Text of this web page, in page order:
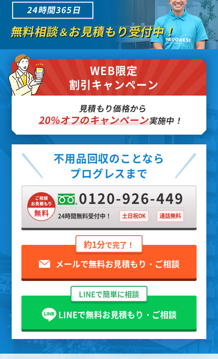
24時間365日
無料相談＆お見積もり受付中！
WEB限定
割引キャンペーン
見積もり価格から
20%オフのキャンペーン実施中！
不用品回収のことなら
プログレスまで
0120-926-449
24時間無料受付中！ 土日祝OK 通話無料
約1分で完了！
メールで無料お見積もり・ご相談
LINEで簡単に相談
LINEで無料お見積もり・ご相談